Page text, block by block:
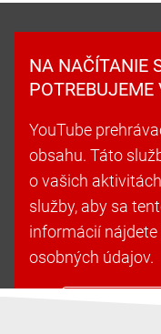
NA NAČÍTANIE
POTREBUJEME
YouTube
obsahu. Táto
o vašich
služby, aby sa
informácií
osobných údajov.